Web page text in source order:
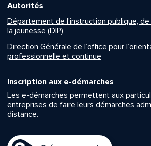
Autorités
Département de l’instruction publique,
la jeunesse (DIP)
Direction Générale de l’office pour
professionnelle et continue
Inscription aux e-démarches
Les e-démarches permettent aux
entreprises de faire leurs démarches
distance.